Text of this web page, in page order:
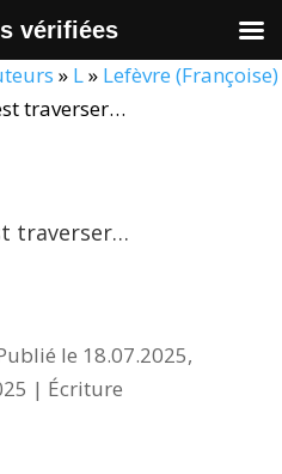
» L» Lefèvre (Françoise)
traverser…
traverser…
le 18.07.2025,
| Écriture
vérifiées